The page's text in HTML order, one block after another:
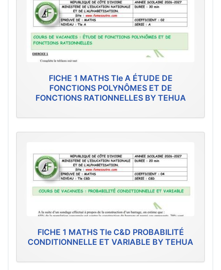
FICHE 1 MATHS Tle A ÉTUDE DE
FONCTIONS POLYNÔMES ET DE
FONCTIONS RATIONNELLES BY TEHUA
FICHE 1 MATHS Tle C&D PROBABILITÉ
CONDITIONNELLE ET VARIABLE BY TEHUA